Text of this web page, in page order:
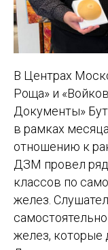
В Центрах
Роща» и
Документы»
в рамках
отношению к
ДЗМ провел
классов по
желез.
желез, которые